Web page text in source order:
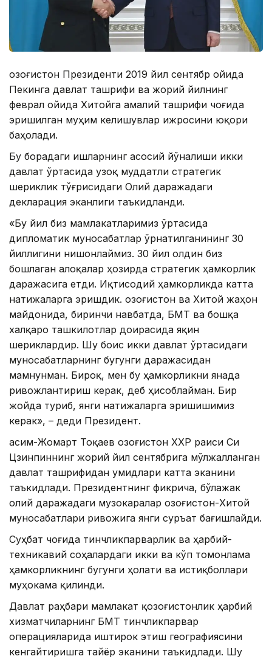
Қозоғистон Президенти 2019 йил сентябр ойида
Пекинга давлат ташрифи ва жорий йилнинг
феврал ойида Хитойга амалий ташрифи чоғида
эришилган муҳим келишувлар ижросини юқори
баҳолади.
Бу борадаги ишларнинг асосий йўналиши икки
давлат ўртасида узоқ муддатли стратегик
шериклик тўғрисидаги Олий даражадаги
декларация эканлиги таъкидланди.
«Бу йил биз мамлакатларимиз ўртасида
дипломатик муносабатлар ўрнатилганининг 30
йиллигини нишонлаймиз. 30 йил олдин биз
бошлаган алоқалар ҳозирда стратегик ҳамкорлик
даражасига етди. Иқтисодий ҳамкорликда катта
натижаларга эришдик. Қозоғистон ва Хитой жаҳон
майдонида, биринчи навбатда, БМТ ва бошқа
халқаро ташкилотлар доирасида яқин
шериклардир. Шу боис икки давлат ўртасидаги
муносабатларнинг бугунги даражасидан
мамнунман. Бироқ, мен бу ҳамкорликни янада
ривожлантириш керак, деб ҳисоблайман. Бир
жойда туриб, янги натижаларга эришишимиз
керак», – деди Президент.
Қасим-Жомарт Тоқаев Қозоғистон ХХР раиси Си
Цзинпиннинг жорий йил сентябрига мўлжалланган
давлат ташрифидан умидлари катта эканини
таъкидлади. Президентнинг фикрича, бўлажак
олий даражадаги музокаралар Қозоғистон-Хитой
муносабатлари ривожига янги суръат бағишлайди.
Суҳбат чоғида тинчликпарварлик ва ҳарбий-
техникавий соҳалардаги икки ва кўп томонлама
ҳамкорликнинг бугунги ҳолати ва истиқболлари
муҳокама қилинди.
Давлат раҳбари мамлакат қозоғистонлик ҳарбий
хизматчиларнинг БМТ тинчликпарвар
операцияларида иштирок этиш географиясини
кенгайтиришга тайёр эканини таъкидлади. Шу